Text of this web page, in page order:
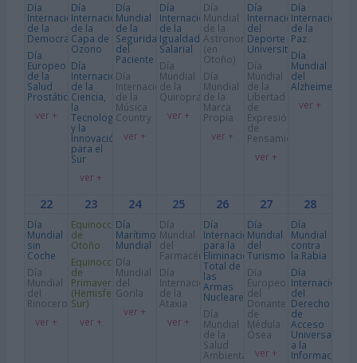
Día
Internacional
de la
Democracia
Día
Europeo
de la
Salud
Prostática
ver +
Día
Internacional
de la
Capa de
Ozono
Día
Internacional
de la
Ciencia,
la
Tecnología
y la
Innovación
para el
Sur
ver +
Día
Mundial
de la
Seguridad
del
Paciente
Día
Internacional
de la
Música
Country
ver +
Día
Internacional
de la
Igualdad
Salarial
Día
Mundial
de la
Quiropraxia
ver +
Día
Mundial
de la
Astronomía
(en
Otoño)
Día
Mundial
de la
Marca
Propia
ver +
Día
Internacional
del
Deporte
Universitario
Día
Mundial
de la
Libertad
de
Expresión
de
Pensamiento
ver +
Día
Internacional
de la
Paz
Día
Mundial
del
Alzheimer
ver +
22
Día
Mundial
sin
Coche
Día
Mundial
del
Rinoceronte
ver +
23
Equinoccio
de
Otoño
Equinoccio
de
Primavera
(Hemisferio
Sur)
ver +
24
Día
Marítimo
Mundial
Día
Mundial
del
Gorila
ver +
25
Día
Mundial
del
Farmacéutico
Día
Internacional
de la
Ataxia
ver +
26
Día
Internacional
para la
Eliminación
Total de
las
Armas
Nucleares
Día
Mundial
de la
Salud
Ambiental
27
Día
Mundial
del
Turismo
Día
Europeo
del
Donante
de
Médula
Ósea
ver +
28
Día
Mundial
contra
la Rabia
Día
Internacional
del
Derecho
de
Acceso
Universal
a la
Información